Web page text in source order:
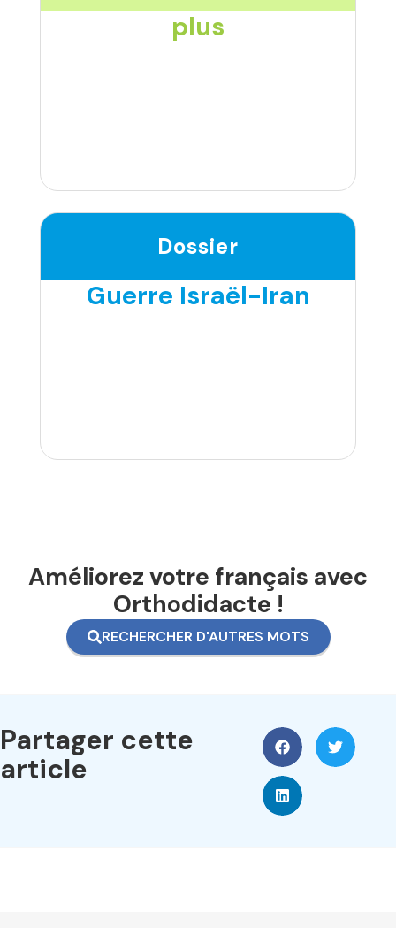
plus
Dossier
Guerre Israël-Iran
Améliorez votre français avec
Orthodidacte !
RECHERCHER D'AUTRES MOTS
Partager cette
article